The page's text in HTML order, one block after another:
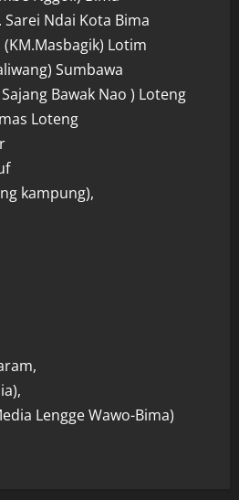
Ndai Kota Bima
Lotim
Sumbawa
Bawak Nao ) Loteng
Loteng
kampung),
Lengge Wawo-Bima)